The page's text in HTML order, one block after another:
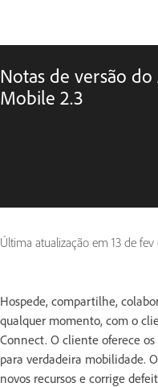
Notas de versão
Mobile 2.3
Última atualização em 13 de
Hospede, compartilhe,
qualquer momento, com o
Connect. O cliente oferece
para verdadeira mobilidade.
novos recursos e corrige